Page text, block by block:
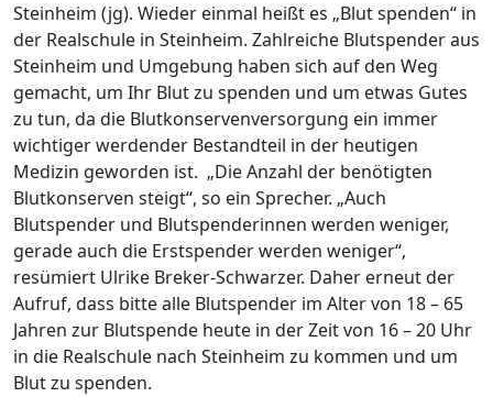
Steinheim (jg). Wieder einmal heißt es „Blut spenden“ in
der Realschule in Steinheim. Zahlreiche Blutspender aus
Steinheim und Umgebung haben sich auf den Weg
gemacht, um Ihr Blut zu spenden und um etwas Gutes
zu tun, da die Blutkonservenversorgung ein immer
wichtiger werdender Bestandteil in der heutigen
Medizin geworden ist. „Die Anzahl der benötigten
Blutkonserven steigt“, so ein Sprecher. „Auch
Blutspender und Blutspenderinnen werden weniger,
gerade auch die Erstspender werden weniger“,
resümiert Ulrike Breker-Schwarzer. Daher erneut der
Aufruf, dass bitte alle Blutspender im Alter von 18 – 65
Jahren zur Blutspende heute in der Zeit von 16 – 20 Uhr
in die Realschule nach Steinheim zu kommen und um
Blut zu spenden.